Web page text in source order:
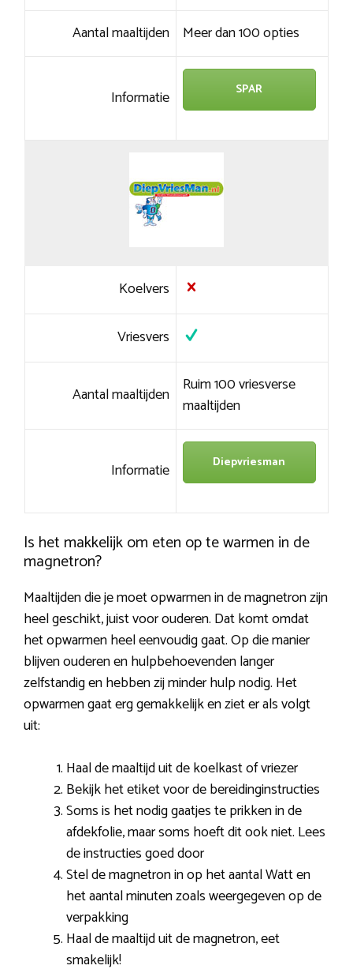
Aantal maaltijden Meer dan 100 opties
Informatie SPAR
Koelvers
Vriesvers
Aantal maaltijden Ruim 100 vriesverse
maaltijden
Informatie Diepvriesman
Is het makkelijk om eten op te warmen in de
magnetron?
Maaltijden die je moet opwarmen in de magnetron zijn
heel geschikt, juist voor ouderen. Dat komt omdat
het opwarmen heel eenvoudig gaat. Op die manier
blijven ouderen en hulpbehoevenden langer
zelfstandig en hebben zij minder hulp nodig. Het
opwarmen gaat erg gemakkelijk en ziet er als volgt
uit:
Haal de maaltijd uit de koelkast of vriezer
Bekijk het etiket voor de bereidinginstructies
Soms is het nodig gaatjes te prikken in de
afdekfolie, maar soms hoeft dit ook niet. Lees
de instructies goed door
Stel de magnetron in op het aantal Watt en
het aantal minuten zoals weergegeven op de
verpakking
Haal de maaltijd uit de magnetron, eet
smakelijk!